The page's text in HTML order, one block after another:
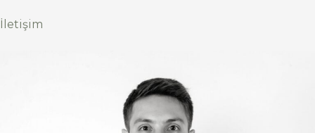
İletişim